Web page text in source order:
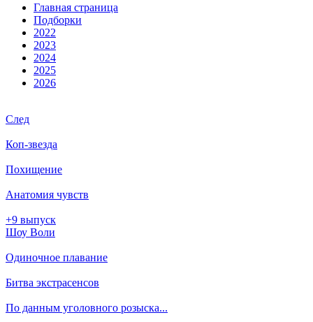
Глав­ная стра­ни­ца
Подборки
2022
2023
2024
2025
2026
След
Коп-звезда
Похищение
Анатомия чувств
+9 выпуск
Шоу Воли
Одиночное плавание
Битва экстрасенсов
По данным уголовного розыска...